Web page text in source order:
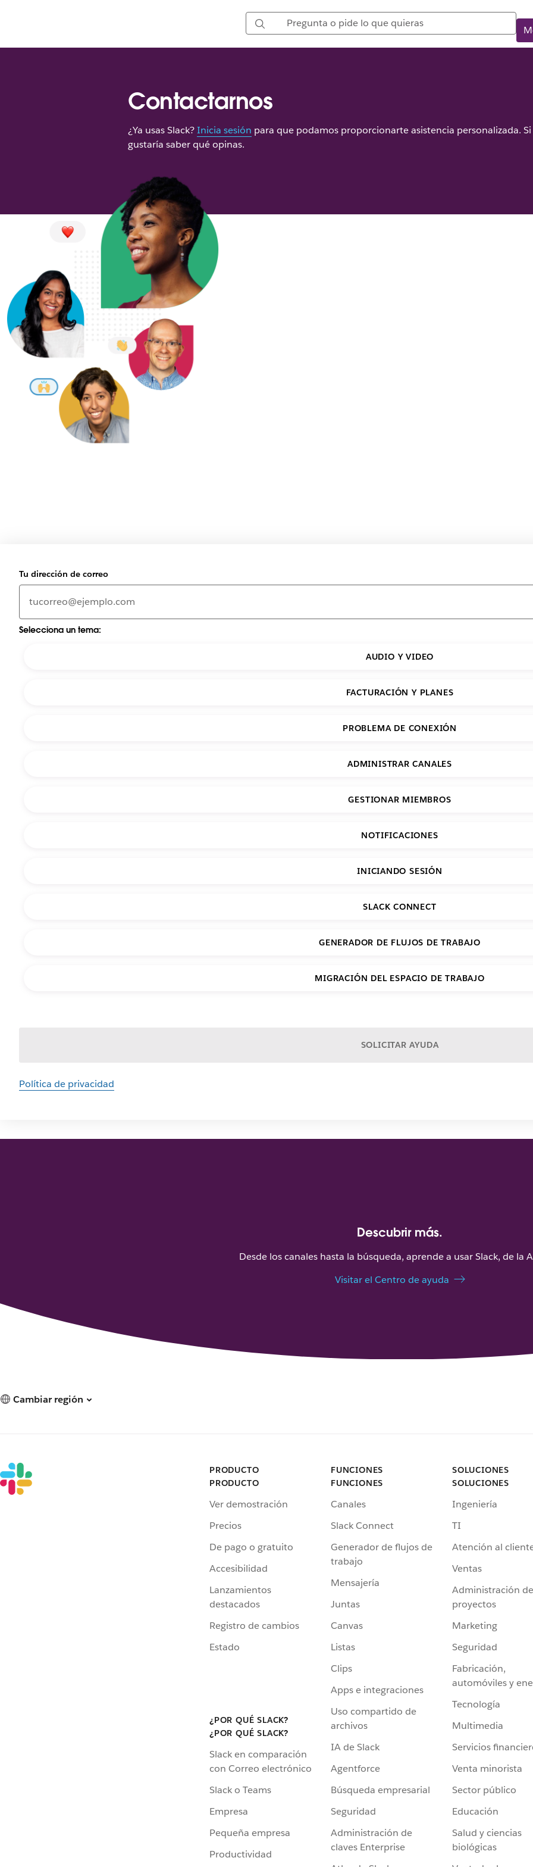
Contactarnos
¿Ya usas Slack?Inicia sesión para que podamos proporcionarte asistencia personalizada.
gustaría saber qué opinas.
Tu dirección de correo
Selecciona un tema:
AUDIO Y VIDEO
FACTURACIÓN Y PLANES
PROBLEMA DE CONEXIÓN
ADMINISTRAR CANALES
GESTIONAR MIEMBROS
NOTIFICACIONES
INICIANDO SESIÓN
SLACK CONNECT
GENERADOR DE FLUJOS DE TRABAJO
MIGRACIÓN DEL ESPACIO DE TRABAJO
SOLICITAR AYUDA
Política de privacidad
Descubrir más.
Desde los canales hasta la búsqueda, aprende a usar Slack, de la
Visitar el Centro de ayuda
Cambiar región
PRODUCTO
PRODUCTO
Ver demostración
Precios
De pago o gratuito
Accesibilidad
Lanzamientos
destacados
Registro de cambios
Estado
¿POR QUÉ SLACK?
¿POR QUÉ SLACK?
Slack en comparación
con Correo electrónico
Slack o Teams
Empresa
Pequeña empresa
Productividad
FUNCIONES
FUNCIONES
Canales
Slack Connect
Generador de flujos de
trabajo
Mensajería
Juntas
Canvas
Listas
Clips
Apps e integraciones
Uso compartido de
archivos
IA de Slack
Agentforce
Búsqueda empresarial
Seguridad
Administración de
claves Enterprise
SOLUCIONES
SOLUCIONES
Ingeniería
TI
Atención al
Ventas
Administración de
proyectos
Marketing
Seguridad
Fabricación,
automóviles y
Tecnología
Multimedia
Servicios
Venta minorista
Sector público
Educación
Salud y ciencias
biológicas